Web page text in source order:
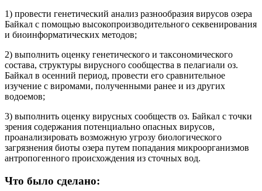
1) провести генетический анализ разнообразия вирусов озера
Байкал с помощью высокопроизводительного секвенирования
и биоинформатических методов;
2) выполнить оценку генетического и таксономического
состава, структуры вирусного сообщества в пелагиали оз.
Байкал в осенний период, провести его сравнительное
изучение с виромами, полученными ранее и из других
водоемов;
3) выполнить оценку вирусных сообществ оз. Байкал с точки
зрения содержания потенциально опасных вирусов,
проанализировать возможную угрозу биологического
загрязнения биоты озера путем попадания микроорганизмов
антропогенного происхождения из сточных вод.
Что было сделано: